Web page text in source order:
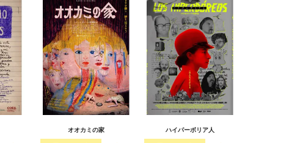
オオカミの家 ハイパーボリア人